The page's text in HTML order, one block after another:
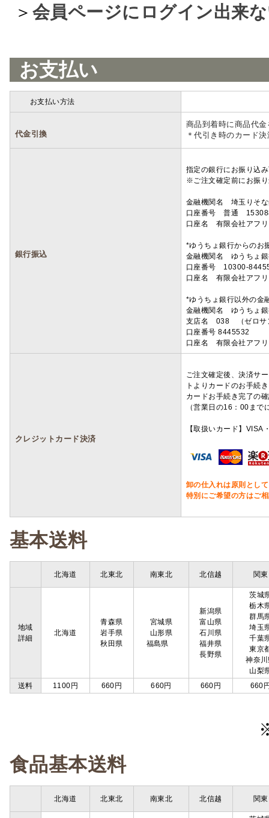
＞ 会員ページにログイン出来
お支払い
お支払い方法
代金引換
商品到着時に商品代
＊代引き時のカード
銀行振込
指定の銀行にお振り込
※ご注文確定前にお振
金融機関名 埼玉りそ
口座番号 普通
口座名 有限会社アフ
*ゆうちょ銀行からのお
金融機関名 ゆうちょ
口座番号 10300-
口座名 有限会社アフ
*ゆうちょ銀行以外の金
金融機関名 ゆうちょ
支店名 038 （ゼロサ
口座番号 8445532
口座名 有限会社アフ
クレジットカード決済
ご注文確定後、決済サ
トよりカードのお手続
カードお手続き完了の
（営業日の16：00ま
【取扱いカード】
卸の仕入れは原則とし
特別にご希望の方はご
基本送料
北海道 北東北 南東北 北信越 関東
地域
詳細
北海道
青森県
岩手県
秋田県
宮城県
山形県
福島県
新潟県
富山県
石川県
福井県
長野県
茨城
栃木
群馬
埼玉
千葉
東京
神奈
山梨
送料
1100円 660円 660円 660円 660
食品基本送料
北海道 北東北 南東北 北信越 関東